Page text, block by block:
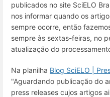
publicados no site SciELO
nos informar quando os
sempre ocorre, então
sempre às sextas-feiras, no
atualização do
Na planilha Blog SciELO |
"Aguardando publicação do
press releases cujos artigos